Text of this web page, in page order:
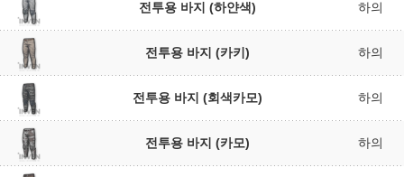
전투용 바지 (하얀색) 하의
전투용 바지 (카키) 하의
전투용 바지 (회색카모) 하의
전투용 바지 (카모) 하의